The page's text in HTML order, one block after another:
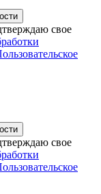
свое
свое